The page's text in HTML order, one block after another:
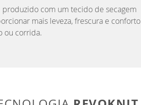
produzido com um tecido de secagem
mais leveza, frescura e conforto
ou corrida.